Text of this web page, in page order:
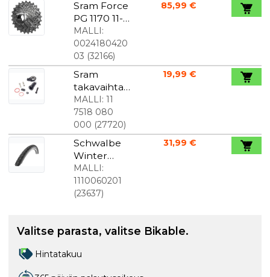
Sram Force
PG 1170 11-
32 kasetti
MALLI:
0024180420
03 (32166)
85,99 €
Sram
takavaihtaja
n B-pultti-
ja
rajoitinruuvi
sarja Eagle
X01:lle.
MALLI: 11
7518 080
000 (27720)
19,99 €
Schwalbe
Winter
700x40c
MALLI:
1110060201
(23637)
31,99 €
Valitse parasta, valitse Bikable.
Hintatakuu